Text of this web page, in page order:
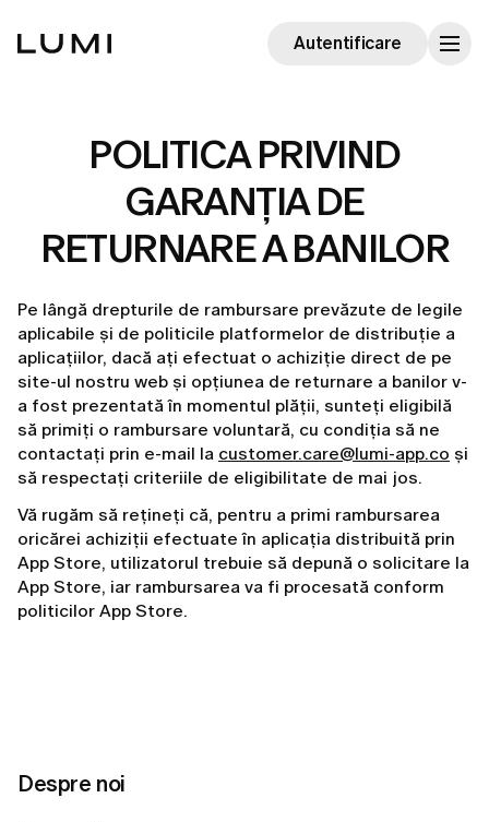
Despre noi
Autentificare
POLITICA PRIVIND
GARANȚIA DE
RETURNARE A BANILOR
Pe lângă drepturile de rambursare prevăzute de legile
aplicabile și de politicile platformelor de distribuție a
aplicațiilor, dacă ați efectuat o achiziție direct de pe
site-ul nostru web și opțiunea de returnare a banilor v-
a fost prezentată în momentul plății, sunteți eligibilă
să primiți o rambursare voluntară, cu condiția să ne
contactați prin e-mail la customer.care@lumi-app.co și
să respectați criteriile de eligibilitate de mai jos.
Vă rugăm să rețineți că, pentru a primi rambursarea
oricărei achiziții efectuate în aplicația distribuită prin
App Store, utilizatorul trebuie să depună o solicitare la
App Store, iar rambursarea va fi procesată conform
politicilor App Store.
CRITERII DE ELIGIBILITATE